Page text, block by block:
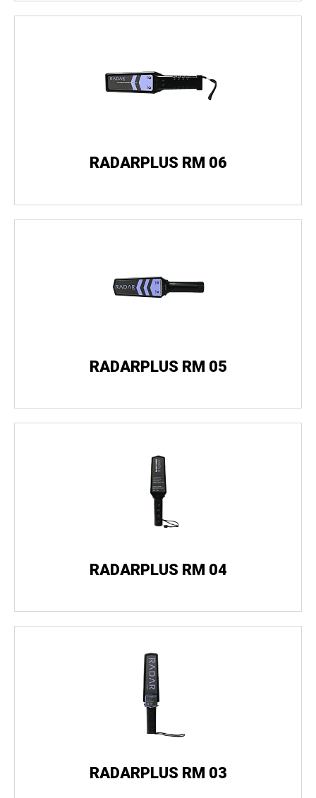
RADARPLUS RM 06
RADARPLUS RM 05
RADARPLUS RM 04
RADARPLUS RM 03